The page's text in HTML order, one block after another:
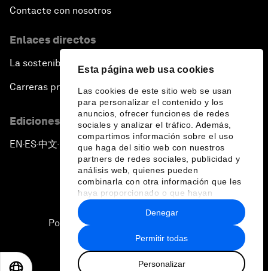
Esta página web usa cookies
Las cookies de este sitio web se usan
para personalizar el contenido y los
anuncios, ofrecer funciones de redes
sociales y analizar el tráfico. Además,
compartimos información sobre el uso
que haga del sitio web con nuestros
partners de redes sociales, publicidad y
análisis web, quienes pueden
combinarla con otra información que les
haya proporcionado o que hayan
recopilado a partir del uso que haya
hecho de sus servicios.
Permitir todas
Personalizar
Denegar
Contacte con nosotros
Enlaces directos
La sostenibilidad en el Foro
Carreras profesionales
Ediciones en otros idiomas
EN ▪ES▪中文▪ 日本語
Política de privacidad y normas de uso
Sitemap
2026 Foro Económico Mundial